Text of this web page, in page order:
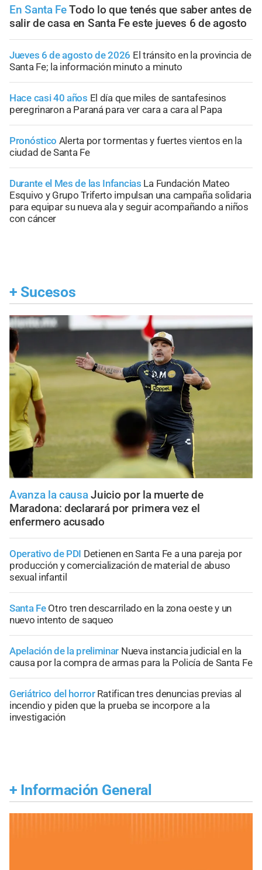
En Santa Fe Todo lo que tenés que saber antes de
salir de casa en Santa Fe este jueves 6 de agosto
Jueves 6 de agosto de 2026 El tránsito en la provincia de
Santa Fe; la información minuto a minuto
Hace casi 40 años El día que miles de santafesinos
peregrinaron a Paraná para ver cara a cara al Papa
Pronóstico Alerta por tormentas y fuertes vientos en la
ciudad de Santa Fe
Durante el Mes de las Infancias La Fundación Mateo
Esquivo y Grupo Triferto impulsan una campaña solidaria
para equipar su nueva ala y seguir acompañando a niños
con cáncer
+ Sucesos
Avanza la causa Juicio por la muerte de
Maradona: declarará por primera vez el
enfermero acusado
Operativo de PDI Detienen en Santa Fe a una pareja por
producción y comercialización de material de abuso
sexual infantil
Santa Fe Otro tren descarrilado en la zona oeste y un
nuevo intento de saqueo
Apelación de la preliminar Nueva instancia judicial en la
causa por la compra de armas para la Policía de Santa Fe
Geriátrico del horror Ratifican tres denuncias previas al
incendio y piden que la prueba se incorpore a la
investigación
+ Información General